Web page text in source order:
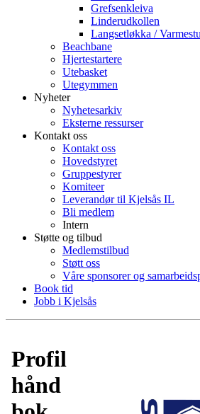
Grefsenkleiva
Linderudkollen
Langsetløkka /
Beachbane
Hjertestartere
Utebasket
Utegymmen
Nyheter
Nyhetesarkiv
Eksterne ressurser
Kontakt oss
Kontakt oss
Hovedstyret
Gruppestyrer
Komiteer
Leverandør til Kjelsås IL
Bli medlem
Intern
Støtte og tilbud
Medlemstilbud
Støtt oss
Våre sponsorer og
Book tid
Jobb i Kjelsås
Profil
hånd